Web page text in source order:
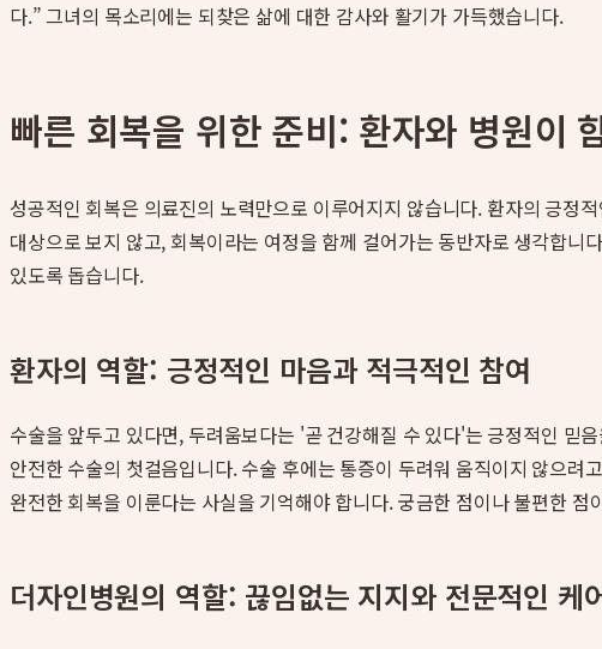
다.” 그녀의 목소리에는 되찾은 삶에 대한 감사와 활기가 가득했습니다.
빠른 회복을 위한 준비: 환자와 병원이
성공적인 회복은 의료진의 노력만으로 이루어지지 않습니다. 환자의 긍정
대상으로 보지 않고, 회복이라는 여정을 함께 걸어가는 동반자로 생각합
있도록 돕습니다.
환자의 역할: 긍정적인 마음과 적극적인 참여
수술을 앞두고 있다면, 두려움보다는 '곧 건강해질 수 있다'는 긍정적인 믿
안전한 수술의 첫걸음입니다. 수술 후에는 통증이 두려워 움직이지 않으
완전한 회복을 이룬다는 사실을 기억해야 합니다. 궁금한 점이나 불편한
더자인병원의 역할: 끊임없는 지지와 전문적인 케